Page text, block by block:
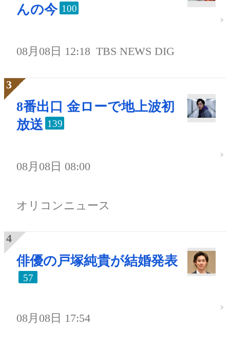
んの今 100
08月08日 12:18 TBS NEWS DIG
8番出口 金ローで地上波初
放送 139
08月08日 08:00
オリコンニュース
俳優の戸塚純貴が結婚発表
57
08月08日 17:54